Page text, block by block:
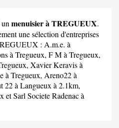
menuisier à TREGUEUX.
une sélection d'entreprises
: A.m.e. à
à Tregueux, F Mà Tregueux,
Xavier Keravisà
à Tregueux, Areno22à
22à Langueux à 2.1km,
etSarl Societe Radenacà